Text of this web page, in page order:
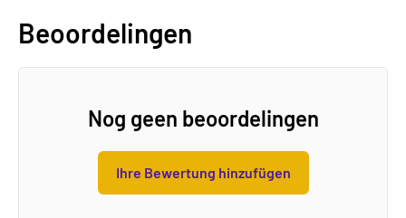
Beoordelingen
Nog geen beoordelingen
Ihre Bewertung hinzufügen